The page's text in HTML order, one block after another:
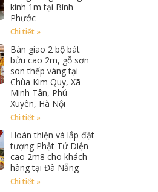
kính 1m tại Bình
Phước
Chi tiết »
Bàn giao 2 bộ bát
bửu cao 2m, gỗ sơn
son thếp vàng tại
Chùa Kim Quy, Xã
Minh Tân, Phú
Xuyên, Hà Nội
Chi tiết »
Hoàn thiện và lắp đặt
tượng Phật Tứ Diện
cao 2m8 cho khách
hàng tại Đà Nẵng
Chi tiết »